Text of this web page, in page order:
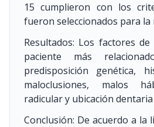
15 cumplieron con los
fueron seleccionados para la
Resultados: Los factores
paciente más
predisposición genética,
maloclusiones, malos
radicular y ubicación
Conclusión: De acuerdo a la